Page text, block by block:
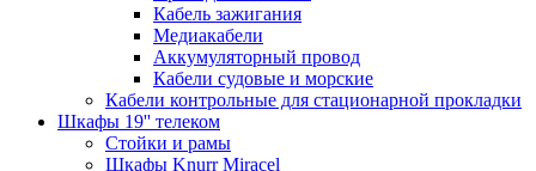
Кабель зажигания
Медиакабели
Аккумуляторный провод
Кабели судовые и морские
Кабели контрольные для стационарной прокладки
Шкафы 19'' телеком
Стойки и рамы
Шкафы Knurr Miracel